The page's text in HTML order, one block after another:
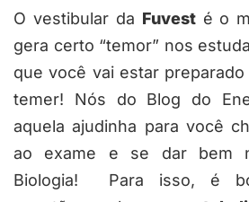
O vestibular da Fuvesté o
gera certo “temor” nos
que você vai estar
temer! Nós do Blog do
aquela ajudinha para você
ao exame e se dar bem
Biologia! Para isso, é